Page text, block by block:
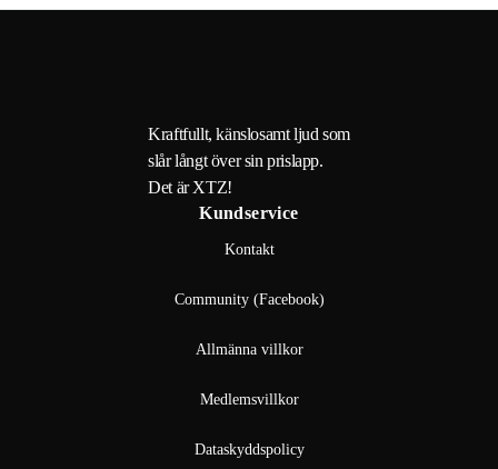
Kraftfullt, känslosamt ljud som
slår långt över sin prislapp.
Det är XTZ!
Kundservice
Kontakt
Community (Facebook)
Allmänna villkor
Medlemsvillkor
Dataskyddspolicy